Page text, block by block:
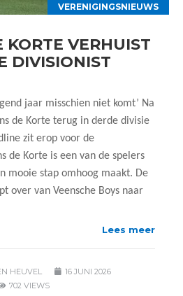
VERENIGINGSNIEUWS
KORTE VERHUIST
DIVISIONIST
jaar misschien niet komt’ Na
de Korte terug in derde divisie
zit erop voor de
de Korte is een van de spelers
mooie stap omhoog maakt. De
over van Veensche Boys naar
Lees meer
HEUVEL
16 JUNI 2026
702 VIEWS